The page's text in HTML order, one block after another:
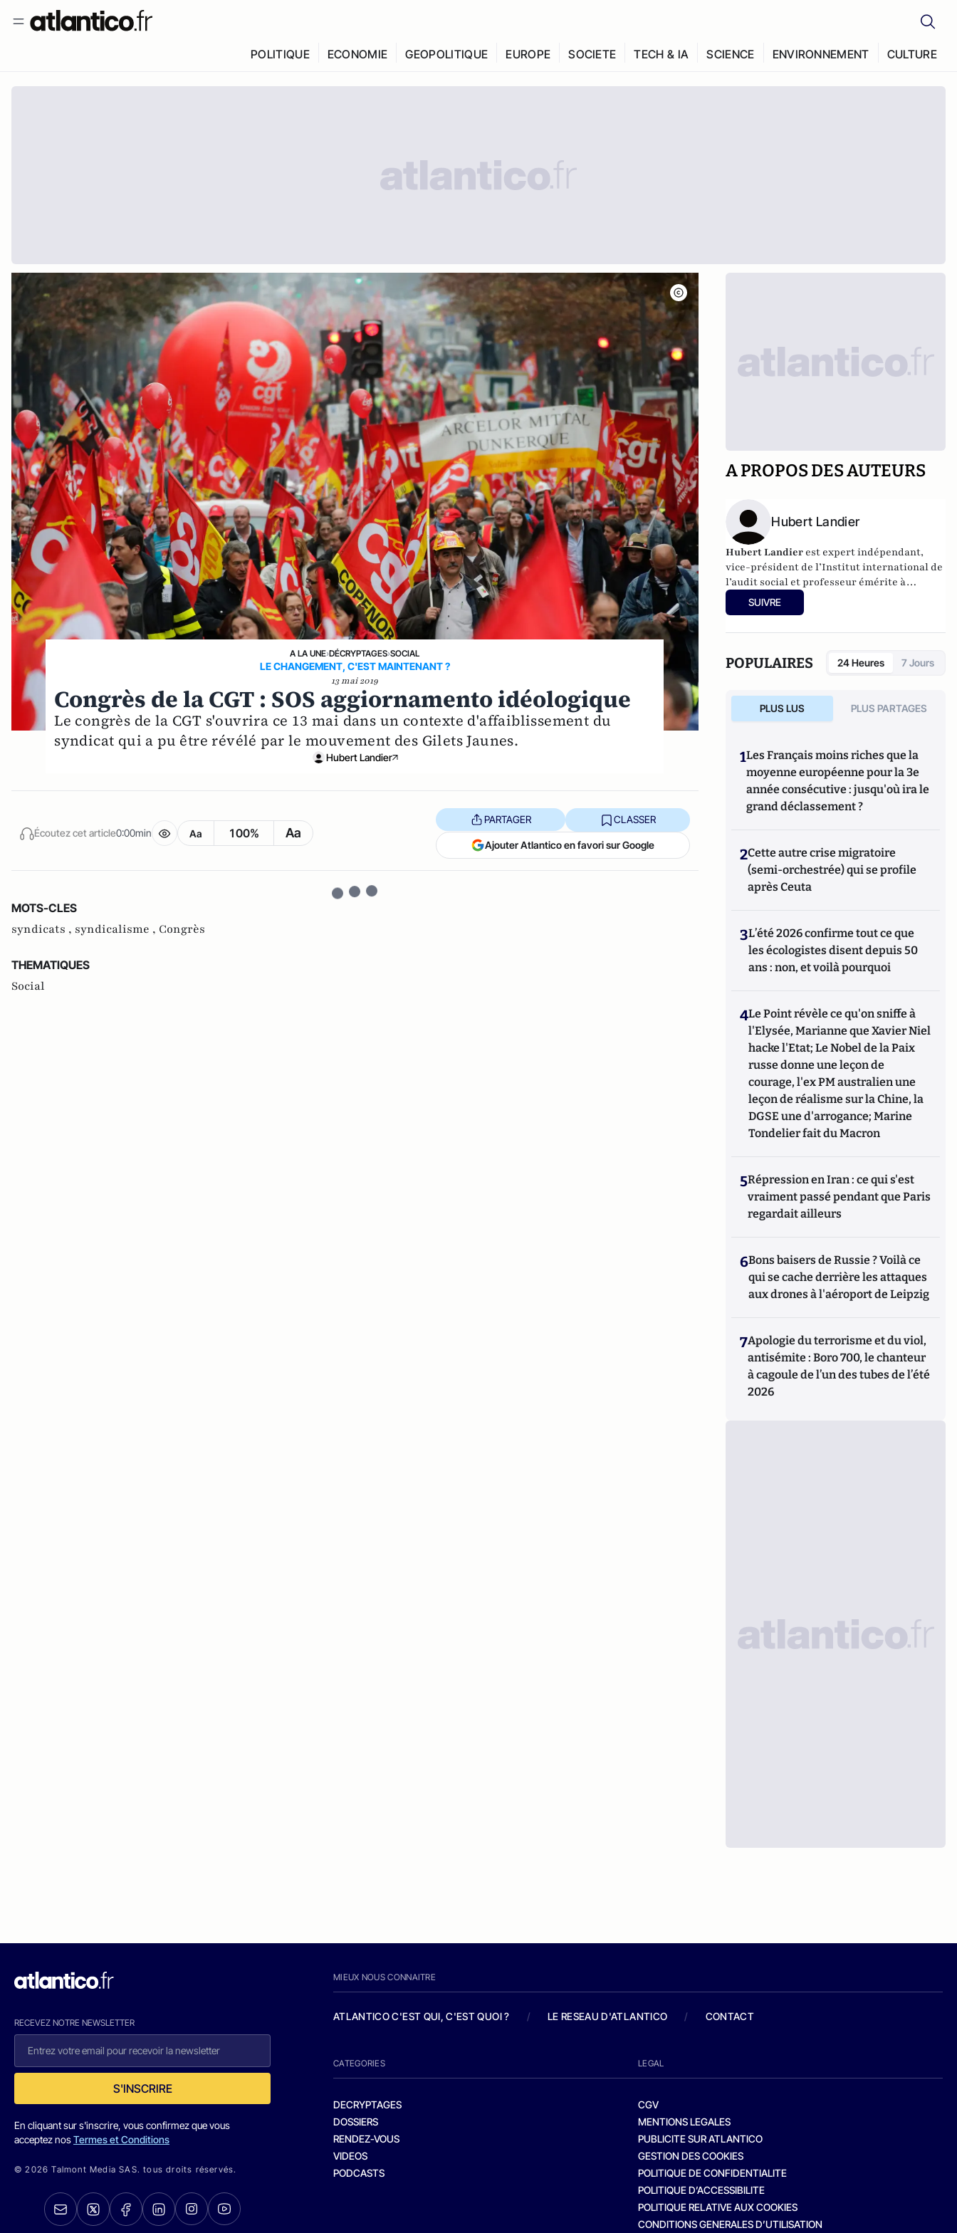
POLITIQUE ECONOMIE GEOPOLITIQUE EUROPE SOCIETE TECH & IA SCIENCE ENVIRONNEMENT CULTURE
A LA UNE›DÉCRYPTAGES›SOCIAL
LE CHANGEMENT, C'EST MAINTENANT ?
13 mai 2019
Congrès de la CGT : SOS aggiornamento idéologique
Le congrès de la CGT s'ouvrira ce 13 mai dans un contexte d'affaiblissement du
syndicat qui a pu être révélé par le mouvement des Gilets Jaunes.
Hubert Landier
Écoutez cet article0:00min Aa 100% Aa
PARTAGER CLASSER
Ajouter Atlantico en favori sur Google
MOTS-CLES
syndicats , syndicalisme , Congrès
THEMATIQUES
Social
A PROPOS DES AUTEURS
Hubert Landier
Hubert Landier est expert indépendant,
vice-président de l’Institut international de
l’audit social et professeur émérite à
l’Académie du travail et de relations sociales
(Moscou).
SUIVRE
POPULAIRES 24 Heures 7 Jours
PLUS LUS PLUS PARTAGES
1Les Français moins riches que la
moyenne européenne pour la 3e
année consécutive : jusqu'où ira le
grand déclassement ?
2Cette autre crise migratoire
(semi-orchestrée) qui se profile
après Ceuta
3L’été 2026 confirme tout ce que
les écologistes disent depuis 50
ans : non, et voilà pourquoi
4Le Point révèle ce qu'on sniffe à
l'Elysée, Marianne que Xavier Niel
hacke l'Etat; Le Nobel de la Paix
russe donne une leçon de
courage, l'ex PM australien une
leçon de réalisme sur la Chine, la
DGSE une d'arrogance; Marine
Tondelier fait du Macron
5Répression en Iran : ce qui s'est
vraiment passé pendant que Paris
regardait ailleurs
6Bons baisers de Russie ? Voilà ce
qui se cache derrière les attaques
aux drones à l'aéroport de Leipzig
7Apologie du terrorisme et du viol,
antisémite : Boro 700, le chanteur
à cagoule de l’un des tubes de l’été
2026
RECEVEZ NOTRE NEWSLETTER
S'INSCRIRE
En cliquant sur s'inscrire, vous confirmez que vous
acceptez nosTermes et Conditions
© 2026 Talmont Media SAS. tous droits réservés.
MIEUX NOUS CONNAITRE
ATLANTICO C'EST QUI, C'EST QUOI ? / LE RESEAU D'ATLANTICO / CONTACT
CATEGORIES
DECRYPTAGES
DOSSIERS
RENDEZ-VOUS
VIDEOS
PODCASTS
LEGAL
CGV
MENTIONS LEGALES
PUBLICITE SUR ATLANTICO
GESTION DES COOKIES
POLITIQUE DE CONFIDENTIALITE
POLITIQUE D’ACCESSIBILITE
POLITIQUE RELATIVE AUX COOKIES
CONDITIONS GENERALES D’UTILISATION